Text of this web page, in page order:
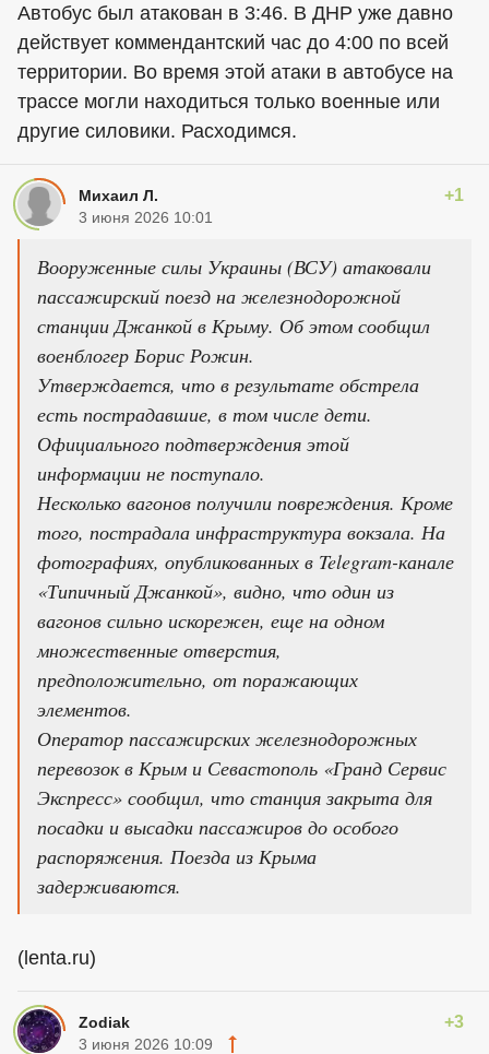
Автобус был атакован в 3:46. В ДНР уже давно
действует коммендантский час до 4:00 по всей
территории. Во время этой атаки в автобусе на
трассе могли находиться только военные или
другие силовики. Расходимся.
Михаил Л. +1
3 июня 2026 10:01
Вооруженные силы Украины (ВСУ) атаковали
пассажирский поезд на железнодорожной
станции Джанкой в Крыму. Об этом сообщил
военблогер Борис Рожин.
Утверждается, что в результате обстрела
есть пострадавшие, в том числе дети.
Официального подтверждения этой
информации не поступало.
Несколько вагонов получили повреждения. Кроме
того, пострадала инфраструктура вокзала. На
фотографиях, опубликованных в Telegram-канале
«Типичный Джанкой», видно, что один из
вагонов сильно искорежен, еще на одном
множественные отверстия,
предположительно, от поражающих
элементов.
Оператор пассажирских железнодорожных
перевозок в Крым и Севастополь «Гранд Сервис
Экспресс» сообщил, что станция закрыта для
посадки и высадки пассажиров до особого
распоряжения. Поезда из Крыма
задерживаются.
(lenta.ru)
Zodiak +3
3 июня 2026 10:09